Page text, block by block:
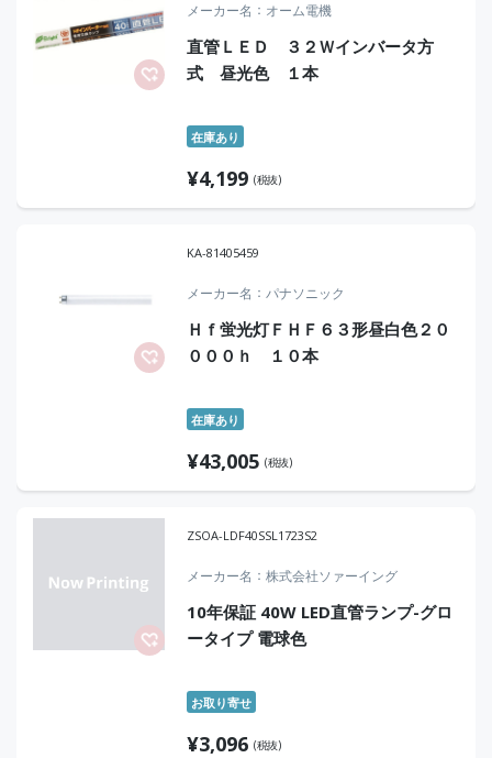
メーカー名 オーム電機
直管ＬＥＤ ３２Ｗインバータ方
式 昼光色 １本
在庫あり
¥4,199 (税抜)
KA-81405459
メーカー名 パナソニック
Ｈｆ蛍光灯ＦＨＦ６３形昼白色２０
０００ｈ １０本
在庫あり
¥43,005 (税抜)
ZSOA-LDF40SSL1723S2
メーカー名 株式会社ソァーイング
10年保証 40W LED直管ランプ-グロ
ータイプ 電球色
お取り寄せ
¥3,096 (税抜)